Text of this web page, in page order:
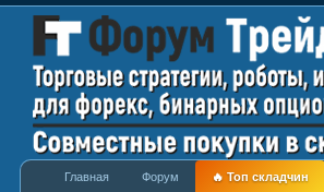
Главная Форум 🔥 Топ складчин